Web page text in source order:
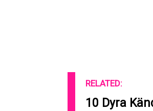
RELATED:
10 Dyra